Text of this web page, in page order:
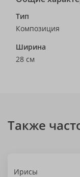
Тип
Композиция
Ширина
28 см
Также
Ирисы